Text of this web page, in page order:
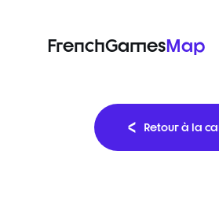
FrenchGamesMap
Retour à la